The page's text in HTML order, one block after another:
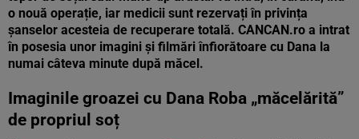
o nouă operație, iar medicii sunt rezervați în privința
șanselor acesteia de recuperare totală. CANCAN.ro a intrat
în posesia unor imagini și filmări înfiorătoare cu Dana la
numai câteva minute după măcel.
Imaginile groazei cu Dana Roba „măcelărită”
de propriul soț